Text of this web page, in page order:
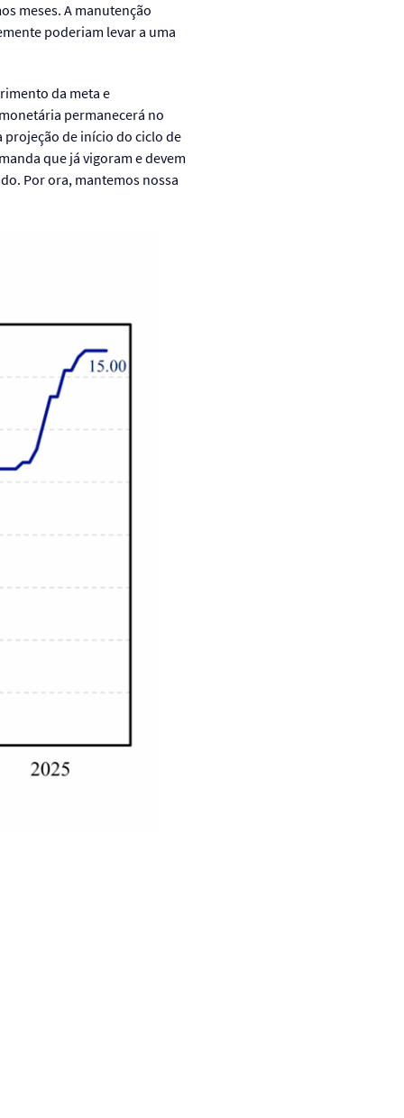
meses. A manutenção
poderiam levar a uma
da meta e
permanecerá no
de início do ciclo de
que já vigoram e devem
Por ora, mantemos nossa